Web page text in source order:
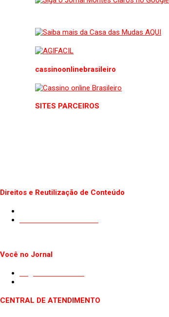
cassinoonlinebrasileiro
SITES PARCEIROS
Direitos e Reutilização de Conteúdo
Você no Jornal
CENTRAL DE ATENDIMENTO